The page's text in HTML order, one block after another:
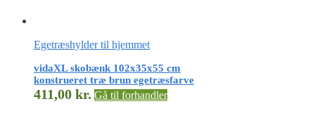
Egetræshylder til hjemmet
vidaXL skobænk 102x35x55 cm
konstrueret træ brun egetræsfarve
411,00 kr. Gå til forhandler